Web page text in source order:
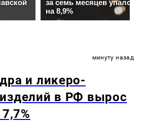
минуту назад
и ликеро-
в РФ вырос